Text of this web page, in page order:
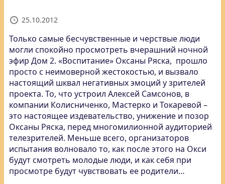
25.10.2012
Только самые бесчувственные и черствые люди
могли спокойно просмотреть вчерашний ночной
эфир Дом 2. «Воспитание» Оксаны Ряска, прошло
просто с неимоверной жестокостью, и вызвало
настоящий шквал негативных эмоций у зрителей
проекта. То, что устроил Алексей Самсонов, в
компании Колисниченко, Мастерко и Токаревой –
это настоящее издевательство, унижение и позор
Оксаны Ряска, перед многомилионной аудиторией
телезрителей. Меньше всего, организаторов
испытания волновало то, как после этого на Окси
будут смотреть молодые люди, и как себя при
просмотре будут чувствовать ее родители…